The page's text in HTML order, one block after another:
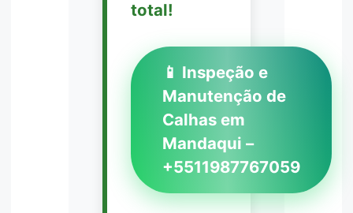
total!
📱 Inspeção e
Manutenção de
Calhas em
Mandaqui –
+5511987767059